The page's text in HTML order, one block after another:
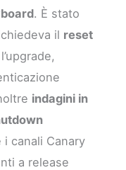
. È stato
il reset
indagini in
canali Canary
a release